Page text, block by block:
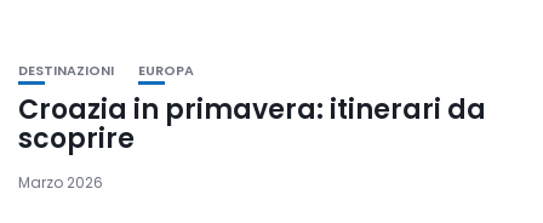
DESTINAZIONI EUROPA
Croazia in primavera: itinerari da
scoprire
Marzo 2026